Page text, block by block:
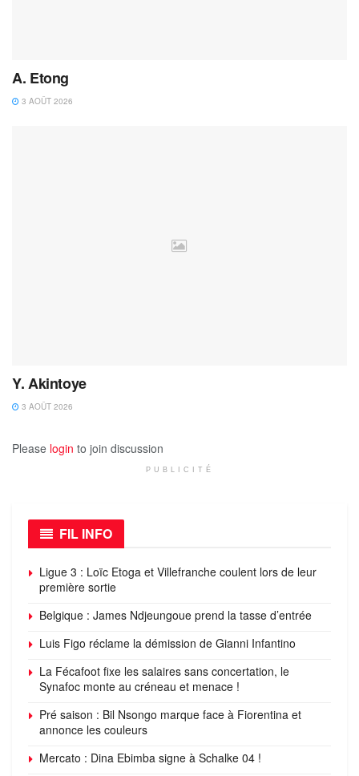
A. Etong
3 AOÛT 2026
Y. Akintoye
3 AOÛT 2026
Please login to join discussion
PUBLICITÉ
FIL INFO
Ligue 3 : Loïc Etoga et Villefranche coulent lors de leur
première sortie
Belgique : James Ndjeungoue prend la tasse d’entrée
Luis Figo réclame la démission de Gianni Infantino
La Fécafoot fixe les salaires sans concertation, le
Synafoc monte au créneau et menace !
Pré saison : Bil Nsongo marque face à Fiorentina et
annonce les couleurs
Mercato : Dina Ebimba signe à Schalke 04 !